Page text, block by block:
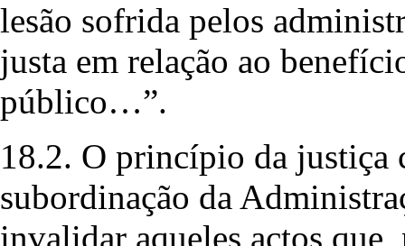
lesão sofrida pelos
justa em relação ao
público…”.
18.2. O princípio da
subordinação da
invalidar aqueles actos que,